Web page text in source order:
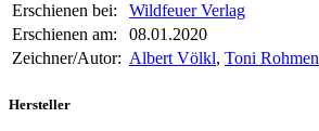
Erschienen bei:
Wildfeuer Verlag
Erschienen am:
08.01.2020
Zeichner/Autor: Albert Völkl, Toni Rohmen
Hersteller